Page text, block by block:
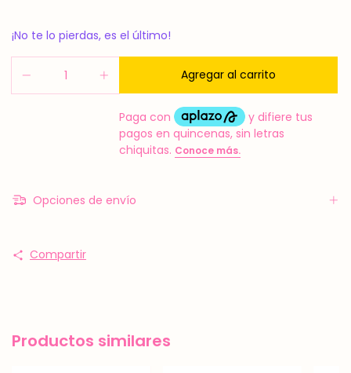
¡No te lo pierdas, es el último!
Opciones de envío
Compartir
Productos similares